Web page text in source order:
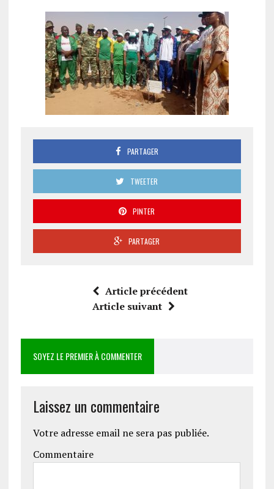
PARTAGER
TWEETER
PINTER
PARTAGER
Article précédent
Article suivant
SOYEZ LE PREMIER À COMMENTER
Laissez un commentaire
Votre adresse email ne sera pas publiée.
Commentaire